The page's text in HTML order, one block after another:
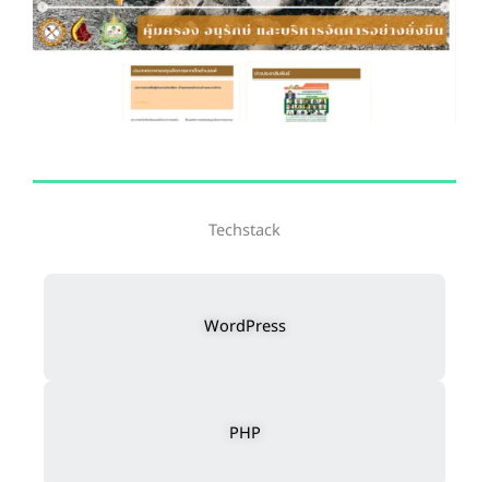
Techstack
WordPress
PHP